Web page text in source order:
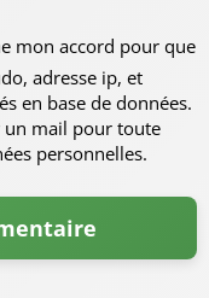
mon accord pour que
adresse ip, et
en base de données.
un mail pour toute
personnelles.